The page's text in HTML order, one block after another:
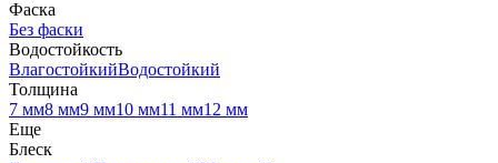
Фаска
Без фаски
Водостойкость
ВлагостойкийВодостойкий
Толщина
7 мм8 мм9 мм10 мм11 мм12 мм
Еще
Блеск